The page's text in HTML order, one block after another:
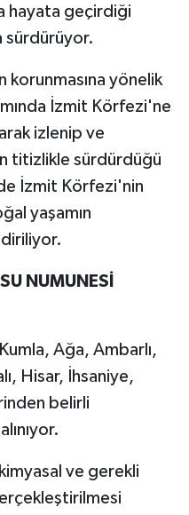
hayata geçirdiği
sürdürüyor.
yönelik
İzmit Körfezi'ne
izlenip ve
titizlikle sürdürdüğü
İzmit Körfezi'nin
yaşamın
NUMUNESİ
Ağa, Ambarlı,
Hisar, İhsaniye,
belirli
ve gerekli